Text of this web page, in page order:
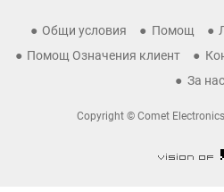
Общи условия Помощ
Помощ Означения клиент
За нас
Copyright © Comet